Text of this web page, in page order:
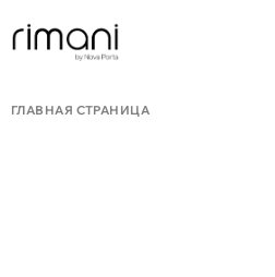
ГЛАВНАЯ СТРАНИЦА